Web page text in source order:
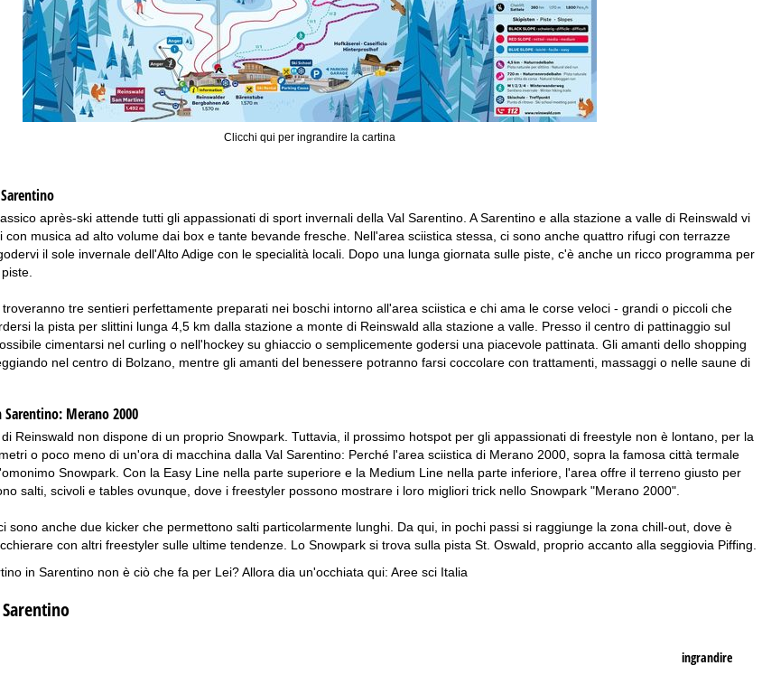
Clicchi qui per ingrandire la cartina
après-ski attende tutti gli appassionati di sport invernali della Val Sarentino. A Sarentino e alla stazione a valle di Reinswald vi
con musica ad alto volume dai box e tante bevande fresche. Nell'area sciistica stessa, ci sono anche quattro rifugi con terrazze
il sole invernale dell'Alto Adige con le specialità locali. Dopo una lunga giornata sulle piste, c'è anche un ricco programma per
tre sentieri perfettamente preparati nei boschi intorno all'area sciistica e chi ama le corse veloci - grandi o piccoli che
la pista per slittini lunga 4,5 km dalla stazione a monte di Reinswald alla stazione a valle. Presso il centro di pattinaggio sul
cimentarsi nel curling o nell'hockey su ghiaccio o semplicemente godersi una piacevole pattinata. Gli amanti dello shopping
nel centro di Bolzano, mentre gli amanti del benessere potranno farsi coccolare con trattamenti, massaggi o nelle saune di
Merano 2000
Reinswald non dispone di un proprio Snowpark. Tuttavia, il prossimo hotspot per gli appassionati di freestyle non è lontano, per la
o poco meno di un'ora di macchina dalla Val Sarentino: Perché l'area sciistica di Merano 2000, sopra la famosa città termale
Snowpark. Con la Easy Line nella parte superiore e la Medium Line nella parte inferiore, l'area offre il terreno giusto per
salti, scivoli e tables ovunque, dove i freestyler possono mostrare i loro migliori trick nello Snowpark "Merano 2000".
sono anche due kicker che permettono salti particolarmente lunghi. Da qui, in pochi passi si raggiunge la zona chill-out, dove è
con altri freestyler sulle ultime tendenze. Lo Snowpark si trova sulla pista St. Oswald, proprio accanto alla seggiovia Piffing.
in Sarentino non è ciò che fa per Lei? Allora dia un'occhiata qui: Aree sci Italia
ingrandire